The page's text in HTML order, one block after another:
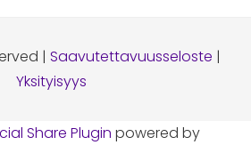
| Saavutettavuusseloste |
Yksityisyys
Share Plugin powered by